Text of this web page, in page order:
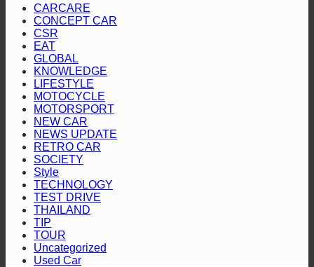
สาย
ลุย“ออล-
นิว
มิต
ซู
บิชิ
ปา
เจโร”
2
โชว์
สมรรถนะ
แรก
“Hilux
Revo
Racing
Mania
2026”
สุราษฎร์ธานี
CARCARE
CONCEPT CAR
CSR
EAT
GLOBAL
KNOWLEDGE
LIFESTYLE
MOTOCYCLE
MOTORSPORT
NEW CAR
NEWS UPDATE
RETRO CAR
SOCIETY
Style
TECHNOLOGY
TEST DRIVE
THAILAND
TIP
TOUR
Uncategorized
Used Car